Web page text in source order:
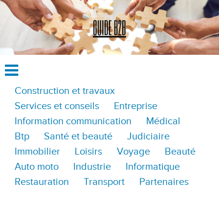
Construction et travaux
Services et conseils
Entreprise
Information communication
Médical
Btp
Santé et beauté
Judiciaire
Immobilier
Loisirs Voyage
Beauté
Auto moto
Industrie
Informatique
Restauration
Transport Partenaires